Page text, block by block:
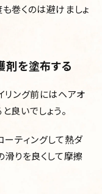
巻くのは避けましょ
剤を塗布する
リング前にはヘアオ
良いでしょう。
ーティングして熱ダ
滑りを良くして摩擦